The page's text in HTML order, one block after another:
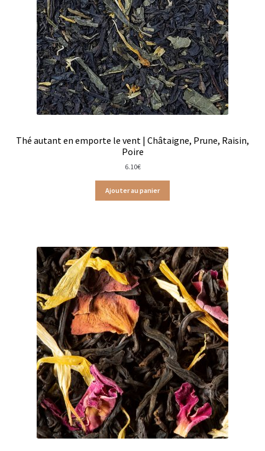
Salle de bain
Savons solides et liquides
Savons liquides et recharges
Shampoings et savons solides
Trousses de toilette
Boissons alcoolisées
Coffrets boissons alcoolisées
Rhums arrangés
Vodkas
Boutique du Grenier de Marie et Anaïs
Cafés aromatisés
Calendriers de l’Avent
Chutneys, confits et crèmes
Coffrets à offrir
Thé autant en emporte le vent | Châtaigne, Prune, Raisin,
Poire
6.10€
Ajouter au panier